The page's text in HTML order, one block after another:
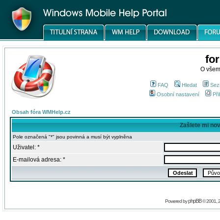
O
FAQ Hledat
Osobní nastavení
Obsah fóra WMHelp.cz
Zašlete mi
Pole označená "*" jsou povinná a musí být vyplněna
Uživatel: *
E-mailová adresa: *
Powered byphpBB© 2001,